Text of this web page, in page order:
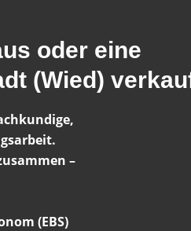
oder eine
(Wied)
–
(EBS)